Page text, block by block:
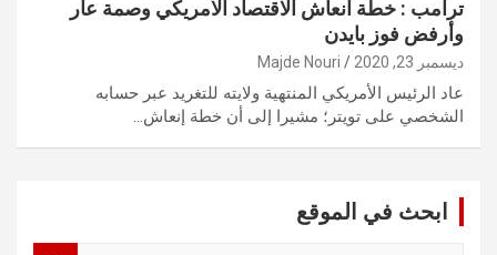
ترامب : خطة انعاش الاقتصاد الأمريكي وصمة عار
وأرفض فوز بايدن
ديسمبر 23, 2020 Majde Nouri
عاد الرئيس الأمريكي المنتهية ولايته للتغريد عبر حسابه
الشخصي على تويتر؛ مشيرا إلى أن خطة إنعاش…
ابحث في الموقع